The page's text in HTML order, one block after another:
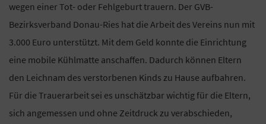
wegen einer Tot- oder Fehlgeburt trauern. Der GVB-
Bezirksverband Donau-Ries hat die Arbeit des Vereins nun mit
3.000 Euro unterstützt. Mit dem Geld konnte die Einrichtung
eine mobile Kühlmatte anschaffen. Dadurch können Eltern
den Leichnam des verstorbenen Kinds zu Hause aufbahren.
Für die Trauerarbeit sei es unschätzbar wichtig für die Eltern,
sich angemessen und ohne Zeitdruck zu verabschieden,